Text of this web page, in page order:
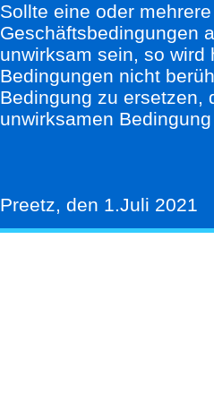
Sollte eine oder
Geschäftsbedingungen
unwirksam sein, so
Bedingungen nicht
Bedingung zu ersetzen,
unwirksamen
Preetz, den 1.Juli 2021